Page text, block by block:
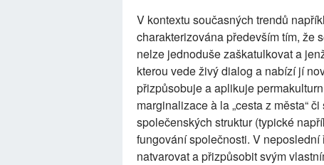
V kontextu současných trendů
charakterizována především tím, že
nelze jednoduše zaškatulkovat a
kterou vede živý dialog a nabízí jí
přizpůsobuje a aplikuje
marginalizace à la „cesta z města“
společenských struktur (typické
fungování společnosti. V
natvarovat a přizpůsobit svým